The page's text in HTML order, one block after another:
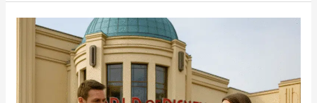
Activités
gratuites